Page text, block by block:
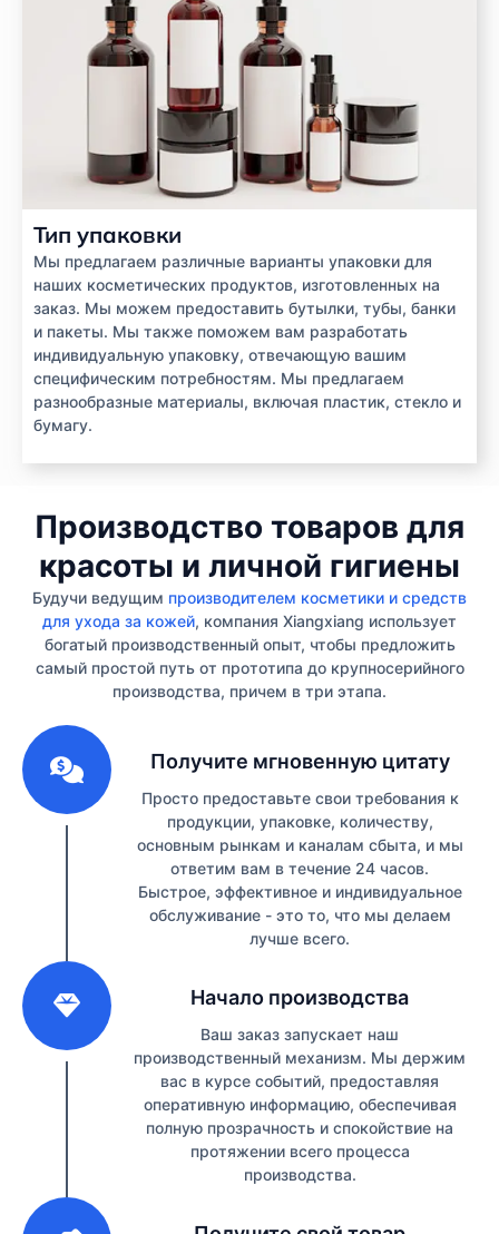
Тип упаковки
Мы предлагаем различные варианты упаковки для
наших косметических продуктов, изготовленных на
заказ. Мы можем предоставить бутылки, тубы, банки
и пакеты. Мы также поможем вам разработать
индивидуальную упаковку, отвечающую вашим
специфическим потребностям. Мы предлагаем
разнообразные материалы, включая пластик, стекло и
бумагу.
Производство товаров для
красоты и личной гигиены
Будучи ведущим производителем косметики и средств
для ухода за кожей, компания Xiangxiang использует
богатый производственный опыт, чтобы предложить
самый простой путь от прототипа до крупносерийного
производства, причем в три этапа.
Получите мгновенную цитату
Просто предоставьте свои требования к
продукции, упаковке, количеству,
основным рынкам и каналам сбыта, и мы
ответим вам в течение 24 часов.
Быстрое, эффективное и индивидуальное
обслуживание - это то, что мы делаем
лучше всего.
Начало производства
Ваш заказ запускает наш
производственный механизм. Мы держим
вас в курсе событий, предоставляя
оперативную информацию, обеспечивая
полную прозрачность и спокойствие на
протяжении всего процесса
производства.